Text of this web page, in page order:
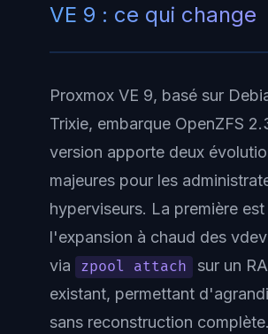
VE 9 : ce qui change
Proxmox VE 9, basé sur
Trixie, embarque OpenZFS
version apporte deux
majeures pour les
hyperviseurs. La première est
l'expansion à chaud des
via
zpool attach
sur un
existant, permettant
sans reconstruction